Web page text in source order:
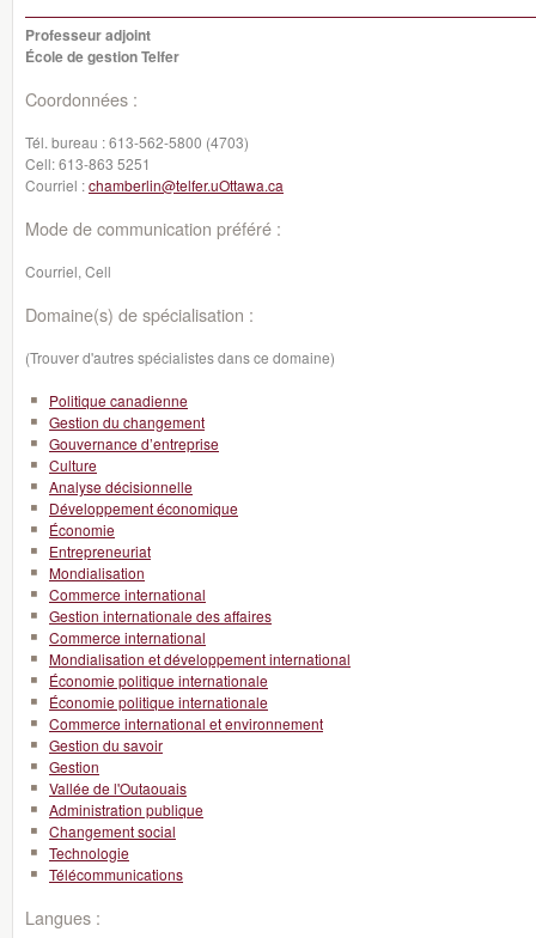
Professeur adjoint
École de gestion Telfer
Coordonnées :
Tél. bureau :613-562-5800 (4703)
Cell:613-863 5251
Courriel :chamberlin@telfer.uOttawa.ca
Mode de communication préféré :
Courriel, Cell
Domaine(s) de spécialisation :
(Trouver d'autres spécialistes dans ce domaine)
Politique canadienne
Gestion du changement
Gouvernance d’entreprise
Culture
Analyse décisionnelle
Développement économique
Économie
Entrepreneuriat
Mondialisation
Commerce international
Gestion internationale des affaires
Commerce international
Mondialisation et développement international
Économie politique internationale
Économie politique internationale
Commerce international et environnement
Gestion du savoir
Gestion
Vallée de l'Outaouais
Administration publique
Changement social
Technologie
Télécommunications
Langues :